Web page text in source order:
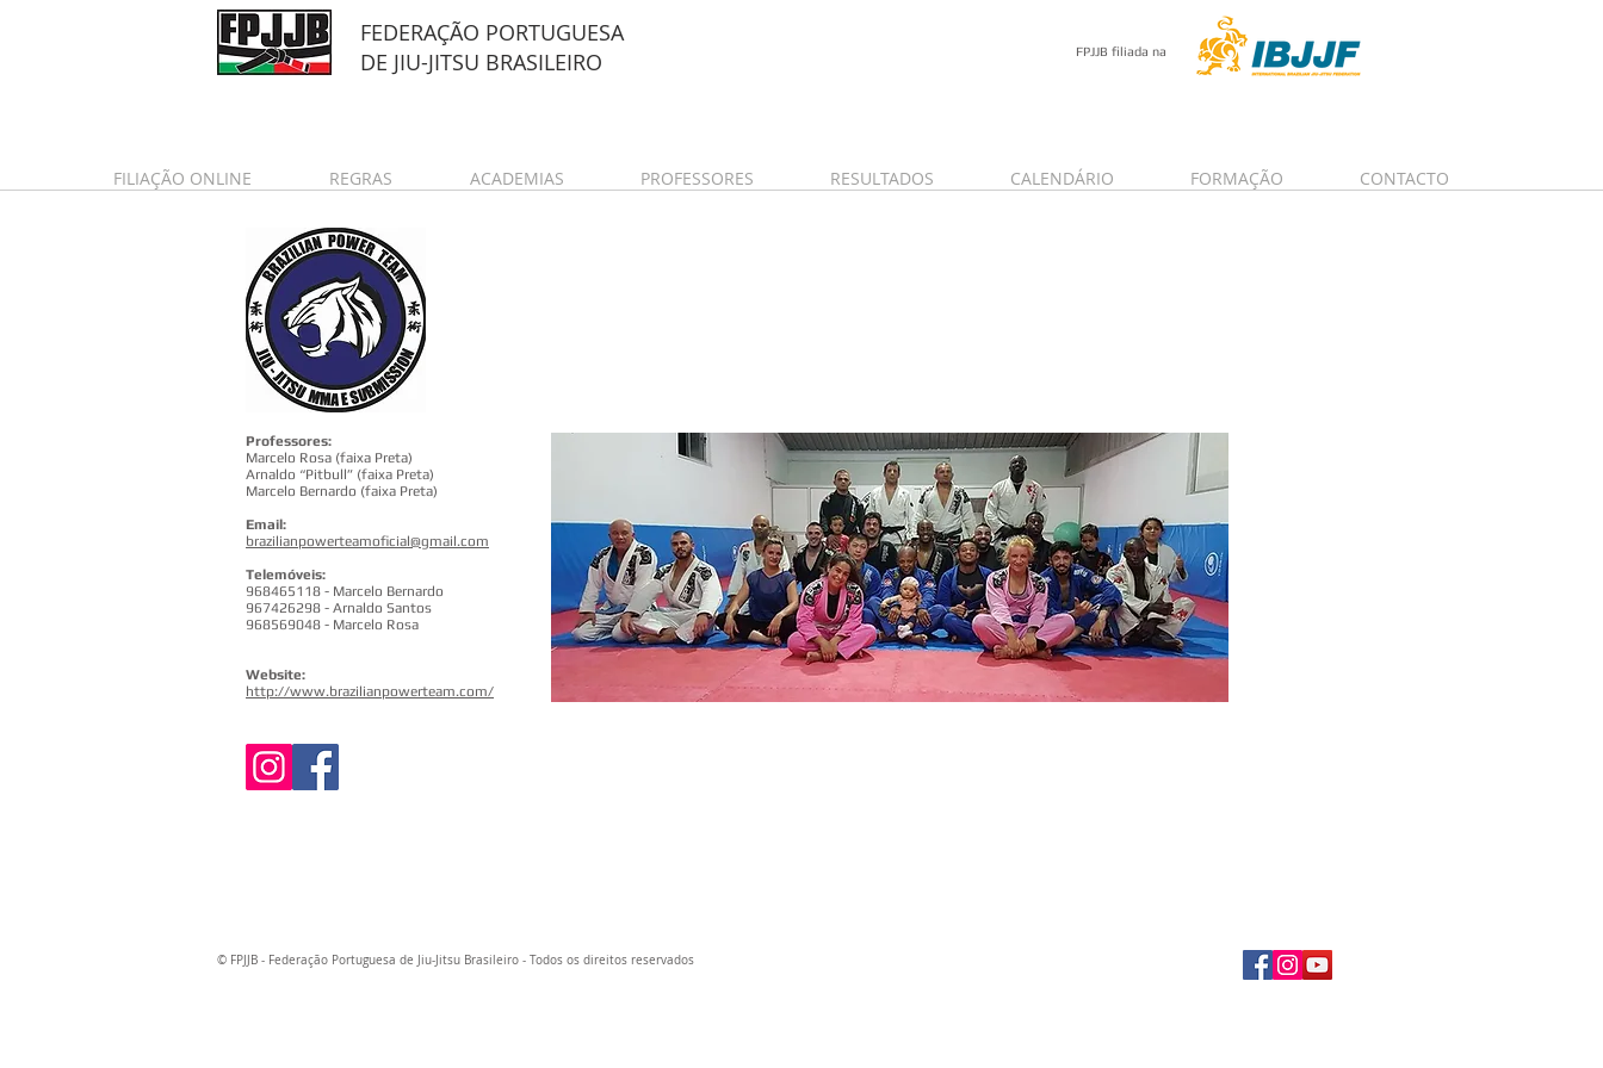
FEDERAÇÃO PORTUGUESA
DE JIU-JITSU BRASILEIRO FPJJB filiada na
FILIAÇÃO ONLINE REGRAS ACADEMIAS PROFESSORES RESULTADOS CALENDÁRIO FORMAÇÃO CONTACTO
Professores:
Marcelo Rosa (faixa Preta)
Arnaldo “Pitbull” (faixa Preta)
Marcelo Bernardo (faixa Preta)
Email:
brazilianpowerteamoficial@gmail.com
Telemóveis:
968465118 - Marcelo Bernardo
967426298 - Arnaldo Santos
968569048 - Marcelo Rosa
Website:
http://www.brazilianpowerteam.com/
© FPJJB - Federação Portuguesa de Jiu-Jitsu Brasileiro - Todos os direitos reservados